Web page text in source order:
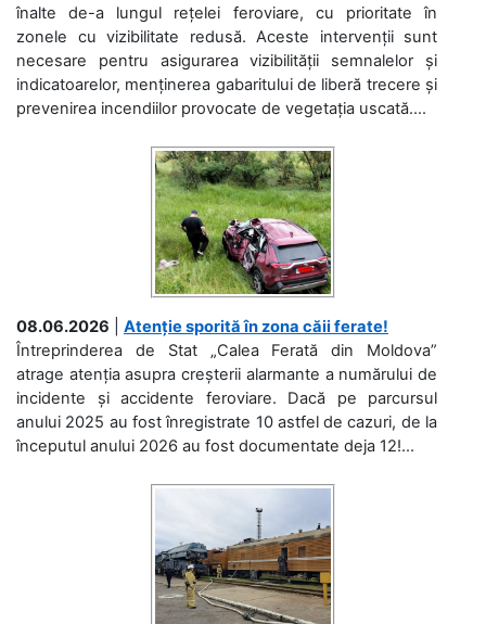
înalte de-a lungul rețelei feroviare, cu prioritate în
zonele cu vizibilitate redusă. Aceste intervenții sunt
necesare pentru asigurarea vizibilității semnalelor și
indicatoarelor, menținerea gabaritului de liberă trecere și
prevenirea incendiilor provocate de vegetația uscată....
08.06.2026
Atenție sporită în zona căii ferate!
Întreprinderea de Stat „Calea Ferată din Moldova”
atrage atenția asupra creșterii alarmante a numărului de
incidente și accidente feroviare. Dacă pe parcursul
anului 2025 au fost înregistrate 10 astfel de cazuri, de la
începutul anului 2026 au fost documentate deja 12!...